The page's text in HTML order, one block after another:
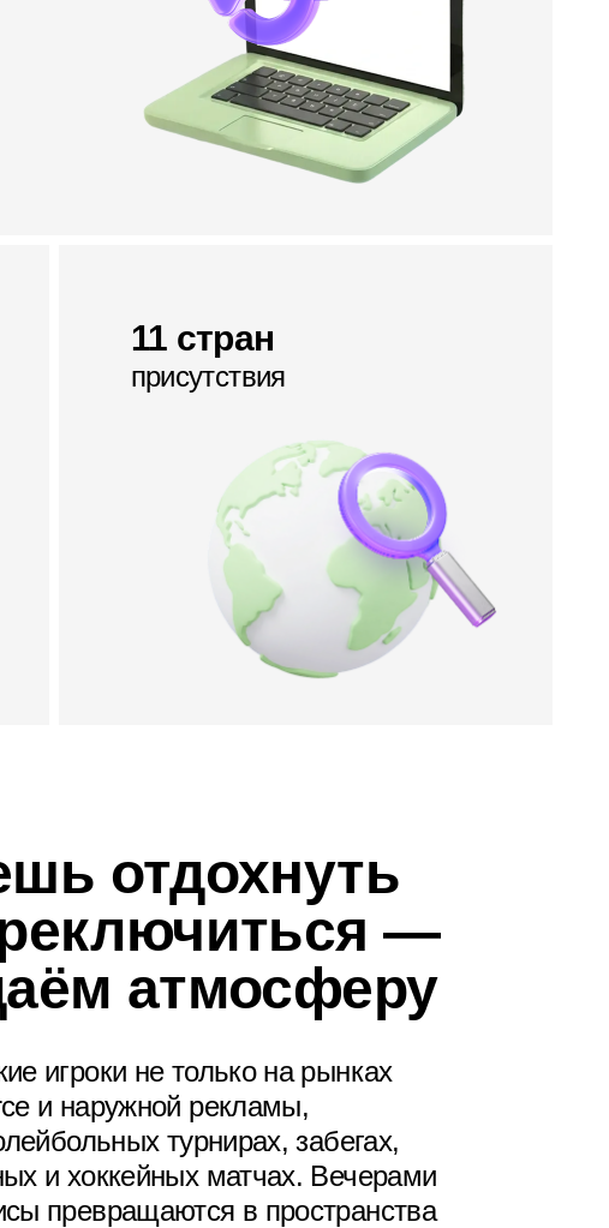
11 стран
присутствия
отдохнуть
—
атмосферу
игроки не только на рынках
и наружной рекламы,
турнирах, забегах,
и хоккейных матчах. Вечерами
превращаются в пространства